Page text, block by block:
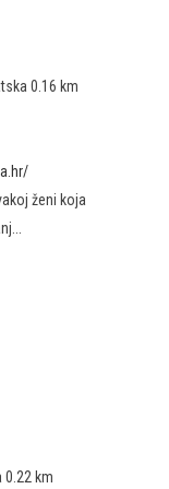
0.16 km
ženi koja
0.22 km